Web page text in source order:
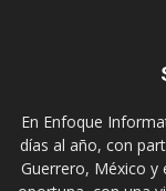
En Enfoque
días al año, con
Guerrero, México y